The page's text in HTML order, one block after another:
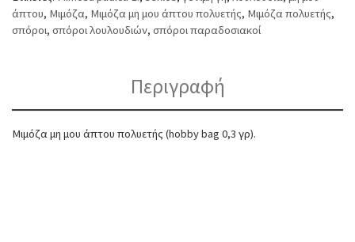
άπτου, Μιμόζα, Μιμόζα μη μου άπτου πολυετής, Μιμόζα πολυετής,
σπόροι, σπόροι λουλουδιών, σπόροι παραδοσιακοί
Περιγραφή
Μιμόζα μη μου άπτου πολυετής (hobby bag 0,3 γρ).